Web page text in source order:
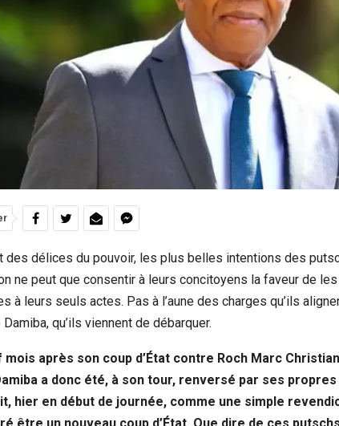
des délices du pouvoir, les plus belles intentions des
ne peut que consentir à leurs concitoyens la faveur de
à leurs seuls actes. Pas à l’aune des charges qu’ils
qu’ils viennent de débarquer.
mois après son coup d’État contre Roch Marc
a donc été, à son tour, renversé par ses propres
hier en début de journée, comme une simple